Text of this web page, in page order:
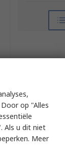
op "Alles
Als u dit niet
Meer